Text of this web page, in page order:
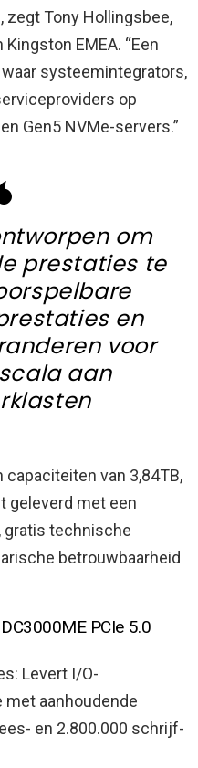
zegt Tony Hollingsbee,
EMEA. “Een
systeemintegrators,
op
Gen5 NVMe-servers.”
om
prestaties te
en
voor
aan
capaciteiten van 3,84TB,
geleverd met een
gratis technische
betrouwbaarheid
PCIe 5.0
Levert I/O-
aanhoudende
en 2.800.000 schrijf-